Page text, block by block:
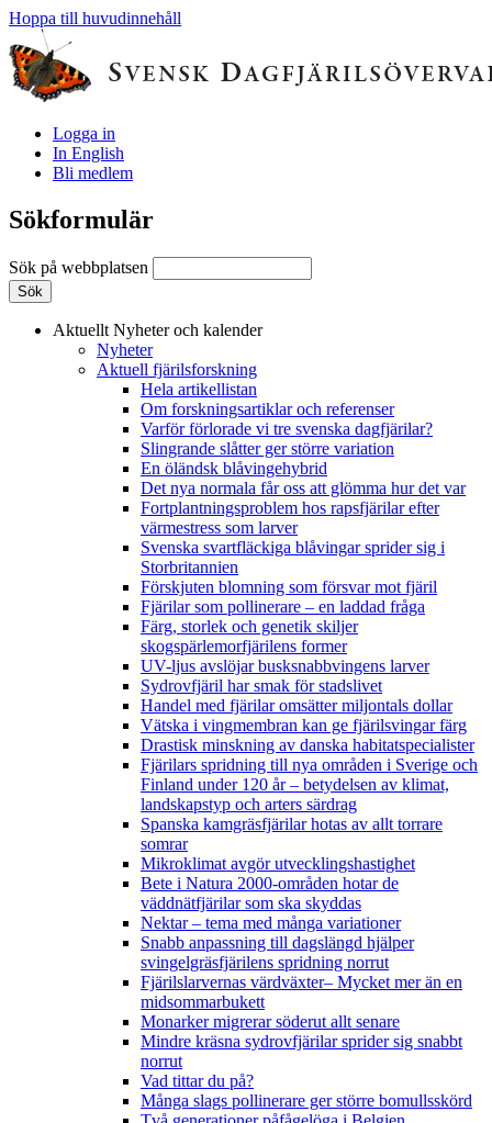
Hoppa till huvudinnehåll
Logga in
In English
Bli medlem
Sökformulär
Sök på webbplatsen
Aktuellt Nyheter och kalender
Nyheter
Aktuell fjärilsforskning
Hela artikellistan
Om forskningsartiklar och referenser
Varför förlorade vi tre svenska dagfjärilar?
Slingrande slåtter ger större variation
En öländsk blåvingehybrid
Det nya normala får oss att glömma hur det var
Fortplantningsproblem hos rapsfjärilar efter
värmestress som larver
Svenska svartfläckiga blåvingar sprider sig i
Storbritannien
Förskjuten blomning som försvar mot fjäril
Fjärilar som pollinerare – en laddad fråga
Färg, storlek och genetik skiljer
skogspärlemorfjärilens former
UV-ljus avslöjar busksnabbvingens larver
Sydrovfjäril har smak för stadslivet
Handel med fjärilar omsätter miljontals dollar
Vätska i vingmembran kan ge fjärilsvingar färg
Drastisk minskning av danska habitatspecialister
Fjärilars spridning till nya områden i Sverige och
Finland under 120 år– betydelsen av klimat,
landskapstyp och arters särdrag
Spanska kamgräsfjärilar hotas av allt torrare
somrar
Mikroklimat avgör utvecklingshastighet
Bete i Natura 2000-områden hotar de
väddnätfjärilar som ska skyddas
Nektar – tema med många variationer
Snabb anpassning till dagslängd hjälper
svingelgräsfjärilens spridning norrut
Fjärilslarvernas värdväxter– Mycket mer än en
midsommarbukett
Monarker migrerar söderut allt senare
Mindre kräsna sydrovfjärilar sprider sig snabbt
norrut
Vad tittar du på?
Många slags pollinerare ger större bomullsskörd